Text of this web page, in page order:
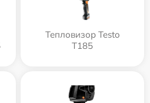
Тепловизор Testo
T185